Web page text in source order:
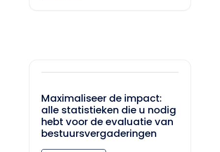
Maximaliseer de impact:
alle statistieken die u nodig
hebt voor de evaluatie van
bestuursvergaderingen